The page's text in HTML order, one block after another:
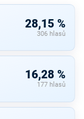
28,15 %
306 hlasů
16,28 %
177 hlasů